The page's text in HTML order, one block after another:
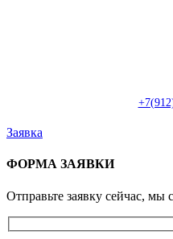
Заявка
ФОРМА ЗАЯВКИ
Отправьте заявку сейчас,